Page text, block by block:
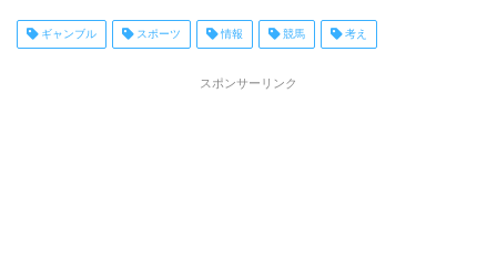
ギャンブル スポーツ 情報 競馬 考え
スポンサーリンク